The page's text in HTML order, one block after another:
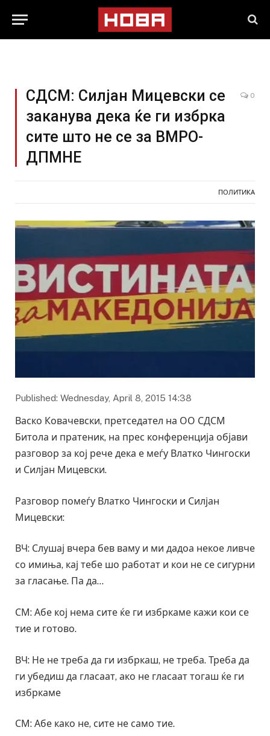
СДСМ: Силјан Мицевски се
заканува дека ќе ги избрка
сите што не се за ВМРО-
ДПМНЕ
0
ПОЛИТИКА
Published: Wednesday, April 8, 2015 14:38
Васко Ковачевски, претседател на ОО СДСМ
Битола и пратеник, на прес конференција објави
разговор за кој рече дека е меѓу Влатко Чингоски
и Силјан Мицевски.
Разговор помеѓу Влатко Чингоски и Силјан
Мицевски:
ВЧ: Слушај вчера бев ваму и ми дадоа некое ливче
со имиња, кај тебе шо работат и кои не се сигурни
за гласање. Па да…
СМ: Абе кој нема сите ќе ги избркаме кажи кои се
тие и готово.
ВЧ: Не не треба да ги избркаш, не треба. Треба да
ги убедиш да гласаат, ако не гласаат тогаш ќе ги
избркаме
СМ: Абе како не, сите не само тие.